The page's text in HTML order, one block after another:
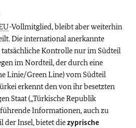
-Vollmitglied, bleibt aber weiterhin
Die international anerkannte
Kontrolle nur im Südteil
im Nordteil, der durch eine
Linie/Green Line) vom Südteil
erkennt den von ihr besetzten
Staat („Türkische Republik
Informationen, auch zu
Insel, bietet diezyprische